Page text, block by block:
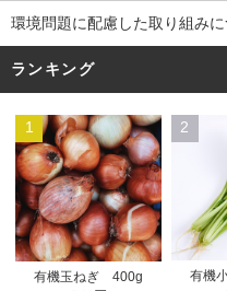
環境問題に配慮した取り組み
ランキング
1
有機玉ねぎ 400g
2
有機